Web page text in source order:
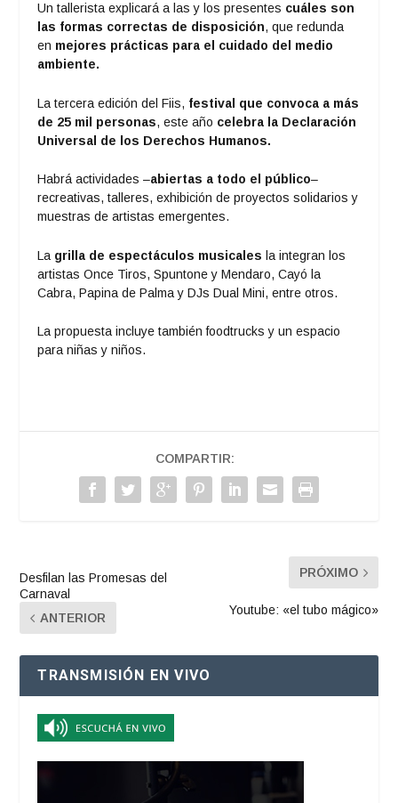
Un tallerista explicará a las y los presentes cuáles son
las formas correctas de disposición, que redunda
en mejores prácticas para el cuidado del medio
ambiente.
La tercera edición del Fiis, festival que convoca a más
de 25 mil personas, este año celebra la Declaración
Universal de los Derechos Humanos.
Habrá actividades –abiertas a todo el público–
recreativas, talleres, exhibición de proyectos solidarios y
muestras de artistas emergentes.
La grilla de espectáculos musicales la integran los
artistas Once Tiros, Spuntone y Mendaro, Cayó la
Cabra, Papina de Palma y DJs Dual Mini, entre otros.
La propuesta incluye también foodtrucks y un espacio
para niñas y niños.
COMPARTIR:
Desfilan las Promesas del
Carnaval
ANTERIOR
PRÓXIMO
Youtube: «el tubo mágico»
TRANSMISIÓN EN VIVO